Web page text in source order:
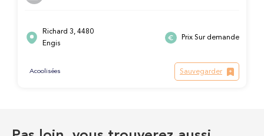
Richard 3, 4480
Engis
Prix Sur demande
Acoolisées Sauvegarder